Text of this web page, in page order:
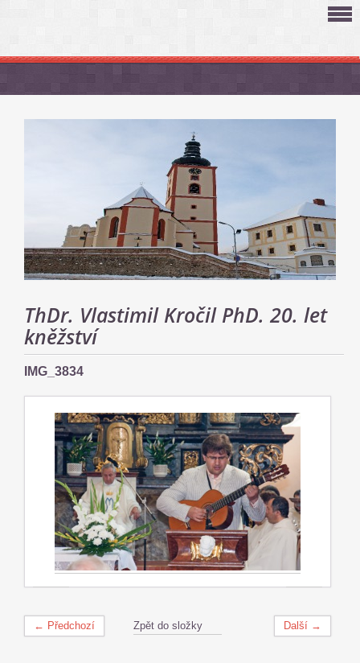
ThDr. Vlastimil Kročil PhD. 20. let
kněžství
IMG_3834
← Předchozí Další →
Zpět do složky